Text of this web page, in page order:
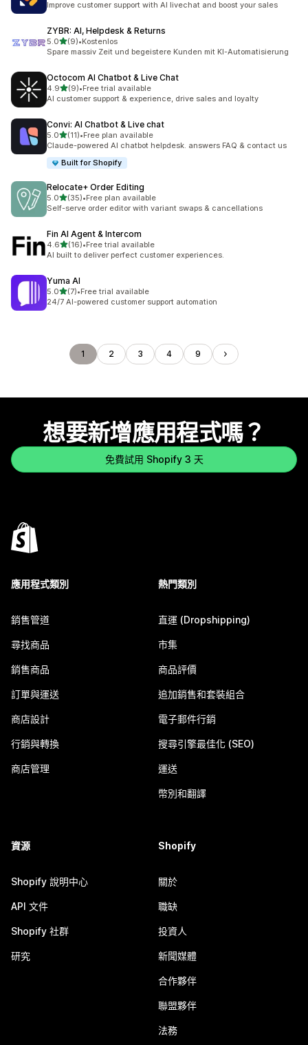
Improve customer support with AI livechat and boost your sales
ZYBR: AI, Helpdesk & Returns
5.0滿分 5 顆星
(9)
共有 9 則評價
•Kostenlos
Spare massiv Zeit und begeistere Kunden mit KI-Automatisierung
Octocom AI Chatbot & Live Chat
4.9滿分 5 顆星
(9)
共有 9 則評價
•Free trial available
AI customer support & experience, drive sales and loyalty
Convi: AI Chatbot & Live chat
5.0滿分 5 顆星
(11)
共有 11 則評價
•Free plan available
Claude-powered AI chatbot helpdesk. answers FAQ & contact us
Built for Shopify
Relocate+ Order Editing
5.0滿分 5 顆星
(35)
共有 35 則評價
•Free plan available
Self-serve order editor with variant swaps & cancellations
Fin AI Agent & Intercom
4.6滿分 5 顆星
(16)
共有 16 則評價
•Free trial available
AI built to deliver perfect customer experiences.
Yuma AI
5.0滿分 5 顆星
(7)
共有 7 則評價
•Free trial available
24/7 AI-powered customer support automation
1 2 3 4 9
想要新增應用程式嗎？
免費試用 Shopify 3 天
應用程式類別
銷售管道
尋找商品
銷售商品
訂單與運送
商店設計
行銷與轉換
商店管理
熱門類別
直運 (Dropshipping)
市集
商品評價
追加銷售和套裝組合
電子郵件行銷
搜尋引擎最佳化 (SEO)
運送
幣別和翻譯
資源
Shopify 說明中心
API 文件
Shopify 社群
研究
Shopify
關於
職缺
投資人
新聞媒體
合作夥伴
聯盟夥伴
法務